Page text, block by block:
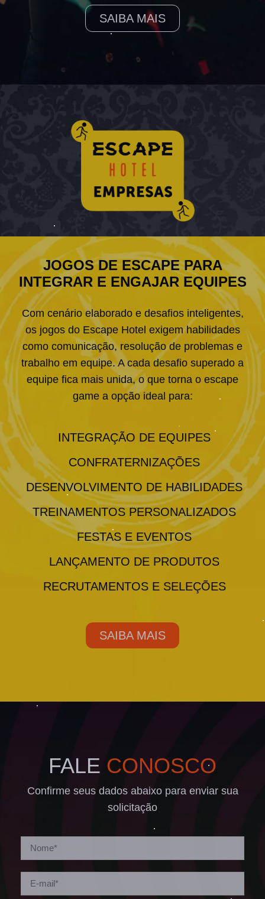
SAIBA MAIS
JOGOS DE ESCAPE PARA
INTEGRAR E ENGAJAR EQUIPES
Com cenário elaborado e desafios inteligentes,
os jogos do Escape Hotel exigem habilidades
como comunicação, resolução de problemas e
trabalho em equipe. A cada desafio superado a
equipe fica mais unida, o que torna o escape
game a opção ideal para:
INTEGRAÇÃO DE EQUIPES
CONFRATERNIZAÇÕES
DESENVOLVIMENTO DE HABILIDADES
TREINAMENTOS PERSONALIZADOS
FESTAS E EVENTOS
LANÇAMENTO DE PRODUTOS
RECRUTAMENTOS E SELEÇÕES
SAIBA MAIS
FALE CONOSCO
Confirme seus dados abaixo para enviar sua
solicitação